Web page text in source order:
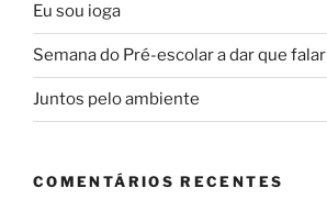
Eu sou ioga
Semana do Pré-escolar a dar que falar
Juntos pelo ambiente
COMENTÁRIOS RECENTES